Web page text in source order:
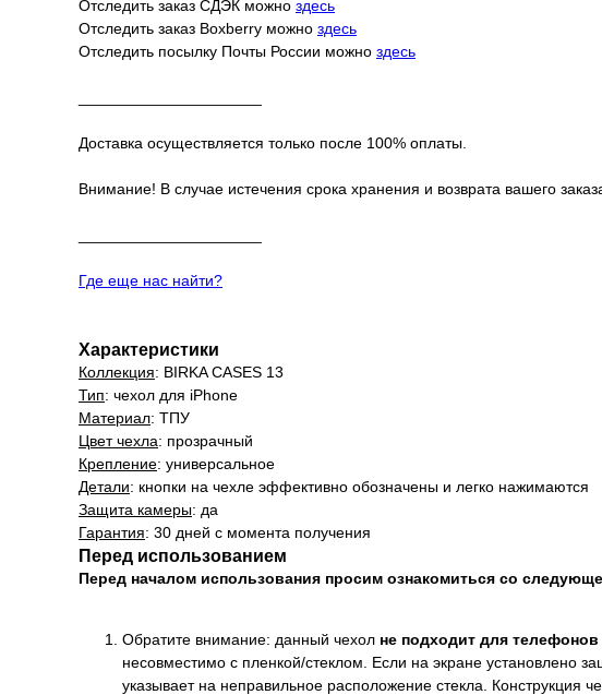
Отследить заказ СДЭК можно здесь
Отследить заказ Boxberry можно здесь
Отследить посылку Почты России можно здесь
Доставка осуществляется только после 100% оплаты.
Внимание! В случае истечения срока хранения и возврата вашего
Где еще нас найти?
Характеристики
Коллекция: BIRKA CASES 13
Тип: чехол для iPhone
Материал: ТПУ
Цвет чехла: прозрачный
Крепление: универсальное
Детали: кнопки на чехле эффективно обозначены и легко нажимаются
Защита камеры: да
Гарантия: 30 дней с момента получения
Перед использованием
Перед началом использования просим ознакомиться со
Обратите внимание: данный чехол не подходит для
несовместимо с пленкой/стеклом. Если на экране установлено
указывает на неправильное расположение стекла. Конструкция